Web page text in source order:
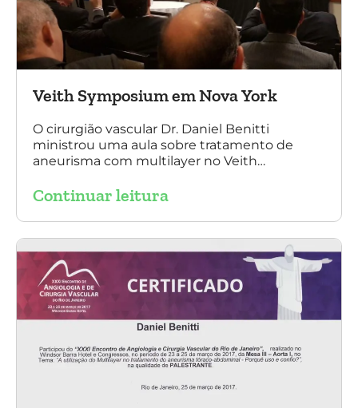
Veith Symposium em Nova York
O cirurgião vascular Dr. Daniel Benitti
ministrou uma aula sobre tratamento de
aneurisma com multilayer no Veith
Continuar leitura